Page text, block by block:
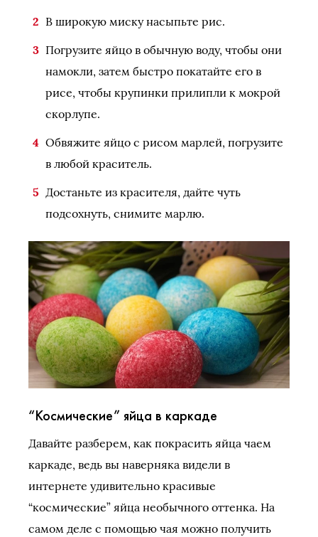
В широкую миску насыпьте рис.
Погрузите яйцо в обычную воду, чтобы они
намокли, затем быстро покатайте его в
рисе, чтобы крупинки прилипли к мокрой
скорлупе.
Обвяжите яйцо с рисом марлей, погрузите
в любой краситель.
Достаньте из красителя, дайте чуть
подсохнуть, снимите марлю.
“Космические” яйца в каркаде
Давайте разберем, как покрасить яйца чаем
каркаде, ведь вы наверняка видели в
интернете удивительно красивые
“космические” яйца необычного оттенка. На
самом деле с помощью чая можно получить